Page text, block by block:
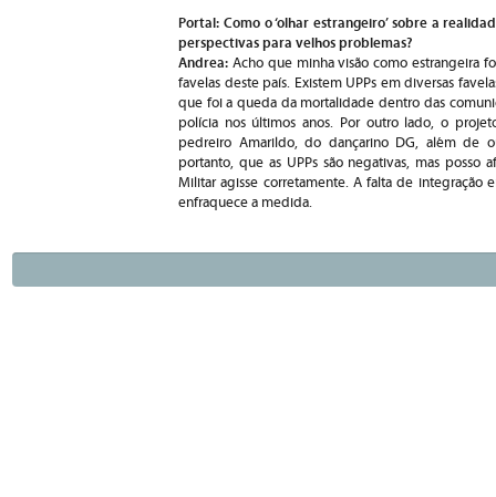
Portal: Como o ‘olhar estrangeiro’ sobre a
perspectivas para velhos problemas?
Andrea: Acho que minha visão como estrangeira
favelas deste país. Existem UPPs em diversas
que foi a queda da mortalidade dentro das
polícia nos últimos anos. Por outro lado, o
pedreiro Amarildo, do dançarino DG, além de
portanto, que as UPPs são negativas, mas
Militar agisse corretamente. A falta de
enfraquece a medida.